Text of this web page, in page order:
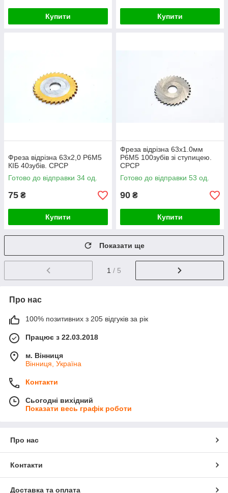
Купити Купити
Фреза відрізна 63х2,0 Р6М5
КІБ 40зубів. СРСР
Готово до відправки 34 од.
75 ₴
Купити
Фреза відрізна 63х1.0мм
Р6М5 100зубів зі ступицею.
СРСР
Готово до відправки 53 од.
90 ₴
Купити
Показати ще
1 / 5
Про нас
100% позитивних з 205 відгуків за рік
Працює з 22.03.2018
м. Вінниця
Вінниця, Україна
Контакти
Сьогодні вихідний
Показати весь графік роботи
Про нас
Контакти
Доставка та оплата